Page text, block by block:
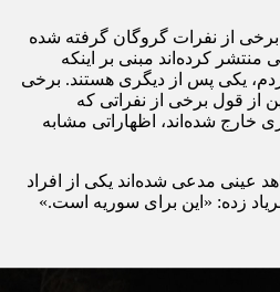
گزارش داد برخی از نفرات گروگان گرفته شده
منتشر کرده‌اند مبنی بر اینکه
یکی پس از دیگری هستند. برخی
از قول برخی از نفراتی که
خارج شده‌اند، اظهاراتی مشابه
عینی مدعی شده‌اند یکی از افراد
زده: «این برای سوریه است.»